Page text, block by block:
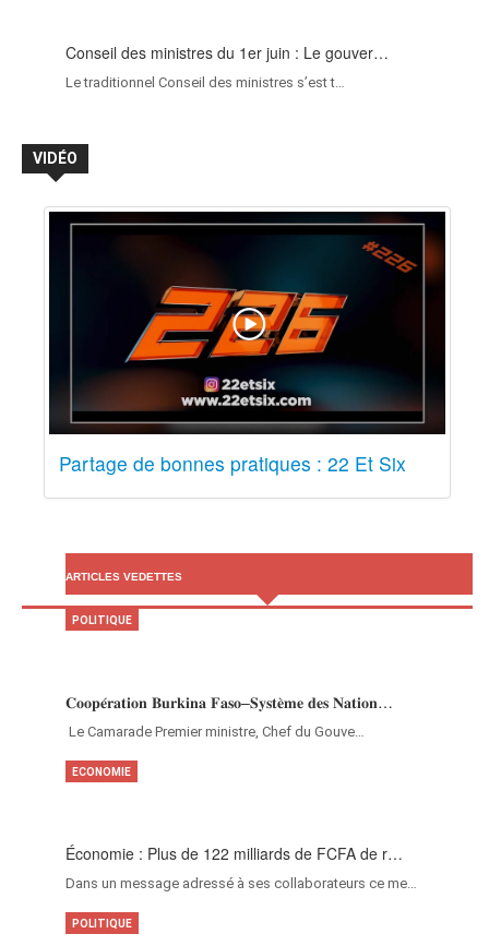
Conseil des ministres du 1er juin : Le gouver…
Le traditionnel Conseil des ministres s’est t…
VIDÉO
Partage de bonnes pratiques : 22 Et Six
ARTICLES VEDETTES
𝐂𝐨𝐨𝐩𝐞́𝐫𝐚𝐭𝐢𝐨𝐧 𝐁𝐮𝐫𝐤𝐢𝐧𝐚 𝐅𝐚𝐬𝐨–𝐒𝐲𝐬𝐭𝐞̀𝐦𝐞 𝐝𝐞𝐬 𝐍𝐚𝐭𝐢𝐨𝐧…
‎Le Camarade Premier ministre, Chef du Gouve…
POLITIQUE
Économie : Plus de 122 milliards de FCFA de r…
Dans un message adressé à ses collaborateurs ce me…
ECONOMIE
POLITIQUE